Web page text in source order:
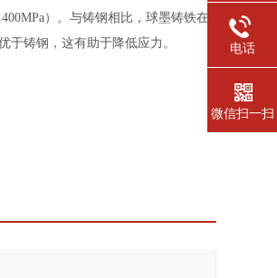
）。与铸钢相比，球墨铸铁在
铸钢，这有助于降低应力。
电话
微信扫一扫